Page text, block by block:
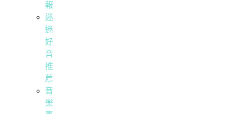
報
迷
迷
好
音
推
薦
音
樂